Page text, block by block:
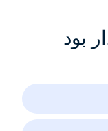
بود